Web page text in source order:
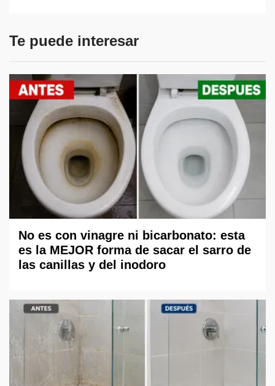
Te puede interesar
No es con vinagre ni bicarbonato: esta
es la MEJOR forma de sacar el sarro de
las canillas y del inodoro